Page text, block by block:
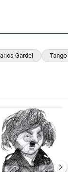
Gardel Tango
desembarcó en
de tendencia